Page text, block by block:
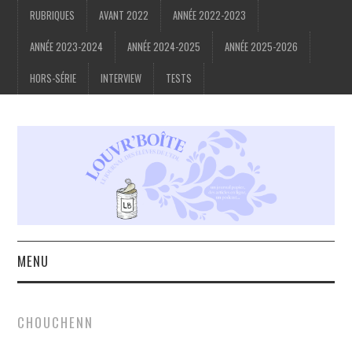
RUBRIQUES AVANT 2022 ANNÉE 2022-2023
ANNÉE 2023-2024 ANNÉE 2024-2025 ANNÉE 2025-2026
HORS-SÉRIE INTERVIEW TESTS
MENU
CHOUCHENN